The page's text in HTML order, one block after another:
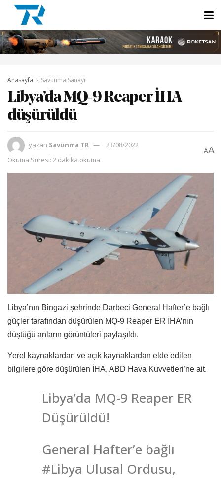
Anasayfa Savunma Sanayii
Libya’da MQ-9 Reaper İHA
düşürüldü
yazan Savunma TR
23/08/2022
Okuma Süresi: 2 dakika okuma
AA
Libya’nın Bingazi şehrinde Darbeci General Hafter’e bağlı
güçler tarafından düşürülen MQ-9 Reaper ER İHA’nın
düştüğü anların görüntüleri paylaşıldı.
Yerel kaynaklardan ve açık kaynaklardan elde edilen
bilgilere göre düşürülen İHA, ABD Hava Kuvvetleri’ne ait.
Libya’da MQ-9 Reaper ER
Düşürüldü!
General Hafter’e bağlı
#Libya Ulusal Ordusu,